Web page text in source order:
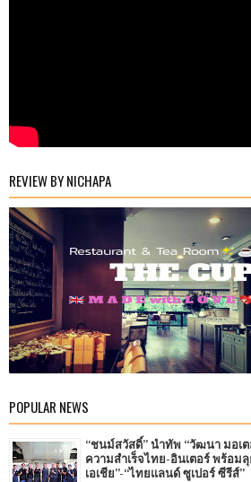
REVIEW BY NICHAPA
POPULAR NEWS
“ชนม์สวัสดิ์” นำทัพ “วัฒนา มอเ
ความสำเร็จไทย-อินเตอร์ พร้อม
เอเชีย”-“ไทยแลนด์ ซูเปอร์ ซีรีส์”